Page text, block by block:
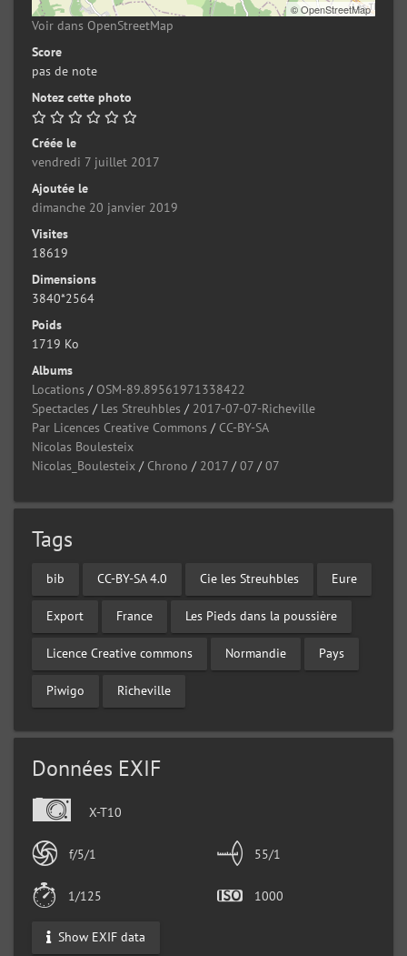
©OpenStreetMap
Voir dans OpenStreetMap
Score
pas de note
Notez cette photo
Créée le
vendredi 7 juillet 2017
Ajoutée le
dimanche 20 janvier 2019
Visites
18619
Dimensions
3840*2564
Poids
1719 Ko
Albums
Locations / OSM-89.89561971338422
Spectacles / Les Streuhbles / 2017-07-07-Richeville
Par Licences Creative Commons / CC-BY-SA
Nicolas Boulesteix
Nicolas_Boulesteix / Chrono / 2017 /07 /07
Tags
bib CC-BY-SA 4.0 Cie les Streuhbles Eure
Export France Les Pieds dans la poussière
Licence Creative commons Normandie Pays
Piwigo Richeville
Données EXIF
X-T10
f/5/1 55/1
1/125 1000
Show EXIF data